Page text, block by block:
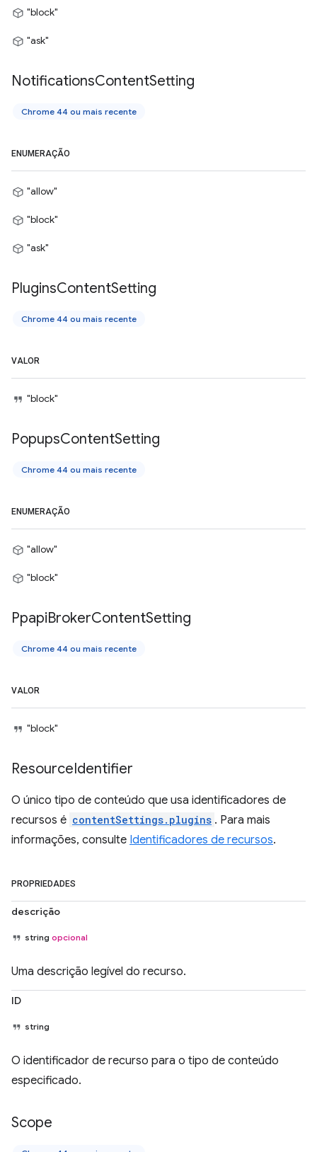
"block"
"ask"
NotificationsContentSetting
Chrome 44 ou mais recente
ENUMERAÇÃO
"allow"
"block"
"ask"
PluginsContentSetting
Chrome 44 ou mais recente
VALOR
"block"
PopupsContentSetting
Chrome 44 ou mais recente
ENUMERAÇÃO
"allow"
"block"
PpapiBrokerContentSetting
Chrome 44 ou mais recente
VALOR
"block"
ResourceIdentifier
O único tipo de conteúdo que usa identificadores de
recursos é contentSettings.plugins . Para mais
informações, consulte Identificadores de recursos.
PROPRIEDADES
descrição
string opcional
Uma descrição legível do recurso.
ID
string
O identificador de recurso para o tipo de conteúdo
especificado.
Scope